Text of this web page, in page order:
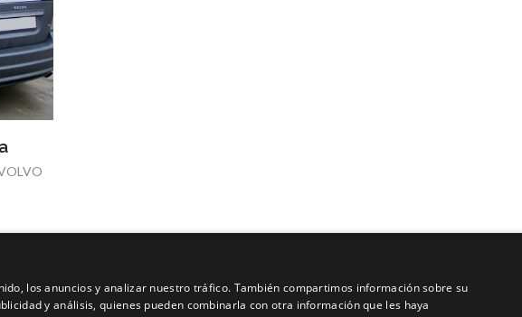
los anuncios y analizar nuestro tráfico. También compartimos información sobre su
y análisis, quienes pueden combinarla con otra información que les haya